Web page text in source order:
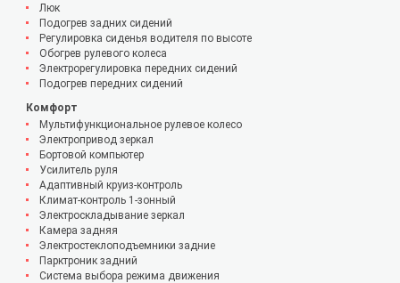
Люк
Подогрев задних сидений
Регулировка сиденья водителя по высоте
Обогрев рулевого колеса
Электрорегулировка передних сидений
Подогрев передних сидений
Комфорт
Мультифункциональное рулевое колесо
Электропривод зеркал
Бортовой компьютер
Усилитель руля
Адаптивный круиз-контроль
Климат-контроль 1-зонный
Электроскладывание зеркал
Камера задняя
Электростеклоподъемники задние
Парктроник задний
Система выбора режима движения